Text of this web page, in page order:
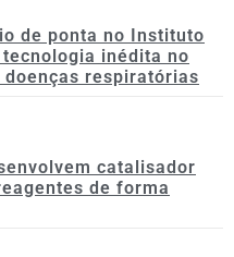
de ponta no Instituto
inédita no
respiratórias
catalisador
de forma